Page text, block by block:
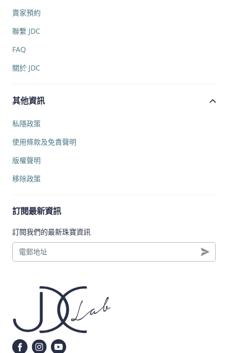
賣家預約
聯繫 JDC
FAQ
關於 JDC
其他資訊
私隱政策
使用條款及免責聲明
版權聲明
移除政策
訂閱最新資訊
訂閱我們的最新珠寶資訊